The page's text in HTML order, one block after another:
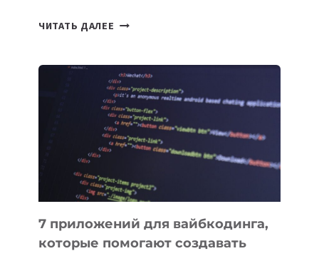
ЧИТАТЬ ДАЛЕЕ ТАСК-
ПОЛЕЗНЫХ
ИНСТРУМЕНТОВ
ДЛЯ
РАБОТЫ
7 приложений для вайбкодинга,
которые помогают создавать